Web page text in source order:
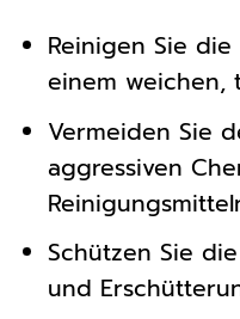
Reinigen Sie
einem weichen,
Vermeiden Sie
aggressiven
Schützen Sie
und